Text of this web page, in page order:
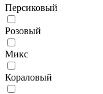
Персиковый
Розовый
Микс
Кораловый